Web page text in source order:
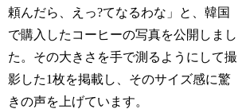
頼んだら、えっ?てなるわな」と、韓国
で購入したコーヒーの写真を公開しまし
た。その大きさを手で測るようにして撮
影した1枚を掲載し、そのサイズ感に驚
きの声を上げています。